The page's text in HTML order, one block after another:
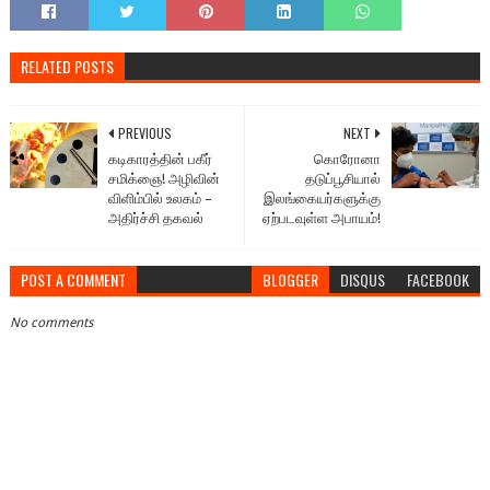
RELATED POSTS
NEXT
கொரோனா
தடுப்பூசியால்
இலங்கையர்களுக்கு
ஏற்படவுள்ள அபாயம்!
PREVIOUS
கடிகாரத்தின் பகீர்
சமிக்ஞை! அழிவின்
விளிம்பில் உலகம் –
அதிர்ச்சி தகவல்
POST A COMMENT BLOGGER DISQUS FACEBOOK
No comments